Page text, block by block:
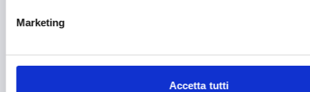
Marketing
Accetta tutti
Intelligenza Artificiale
Internazionalizzazione